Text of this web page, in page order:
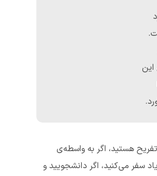
هستید، اگر به واسطه‌ی
اگر دانشجویید و